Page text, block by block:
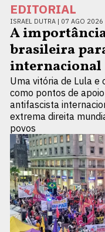
EDITORIAL
ISRAEL DUTRA | 07 AGO 2026
A
brasileira
internacional
Uma vitória de Lula e
como pontos de
antifascista
extrema direita
povos